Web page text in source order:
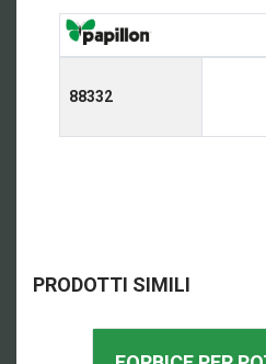
88332
PRODOTTI SIMILI